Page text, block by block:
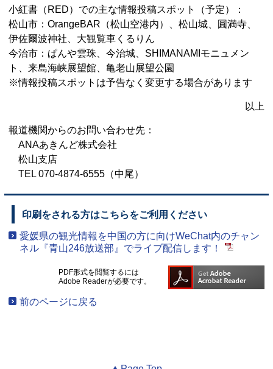
小紅書（RED）での主な情報投稿スポット（予定）：
松山市：OrangeBAR（松山空港内）、松山城、圓満寺、
伊佐爾波神社、大観覧車くるりん
今治市：ぱんや雲珠、今治城、SHIMANAMIモニュメン
ト、来島海峡展望館、亀老山展望公園
※情報投稿スポットは予告なく変更する場合があります
以上
報道機関からのお問い合わせ先：
ANAあきんど株式会社
松山支店
TEL 070‐4874‐6555（中尾）
印刷をされる方はこちらをご利用ください
愛媛県の観光情報を中国の方に向けWeChat内のチャン
ネル『青山246放送部』でライブ配信します！
PDF形式を閲覧するには
Adobe Readerが必要です。
前のページに戻る